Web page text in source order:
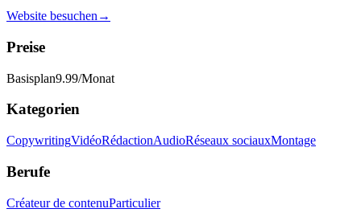
Website besuchen →
Preise
Basisplan9.99/Monat
Kategorien
CopywritingVidéoRédactionAudioRéseaux sociauxMontage
Berufe
Créateur de contenuParticulier